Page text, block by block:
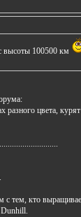
высоты 100500 км
разного цвета,
с тем, кто
Dunhill.